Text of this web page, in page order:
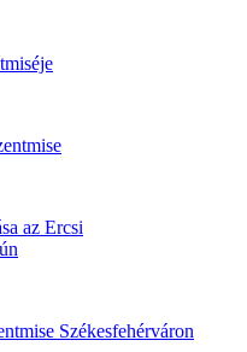
az Ercsi
Székesfehérváron